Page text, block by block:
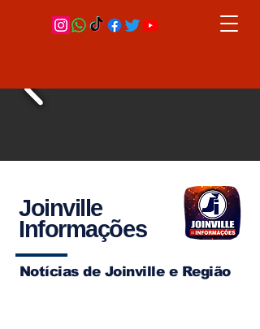
Joinville
Informações
Notícias de Joinville e Região